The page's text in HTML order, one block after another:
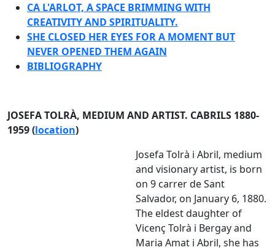
CA L'ARLOT, A SPACE BRIMMING WITH
CREATIVITY AND SPIRITUALITY.
SHE CLOSED HER EYES FOR A MOMENT BUT
NEVER OPENED THEM AGAIN
BIBLIOGRAPHY
JOSEFA TOLRÀ, MEDIUM AND ARTIST. CABRILS 1880-
1959 (location)
Josefa Tolrà i Abril, medium
and visionary artist, is born
on 9 carrer de Sant
Salvador, on January 6, 1880.
The eldest daughter of
Vicenç Tolrà i Bergay and
Maria Amat i Abril, she has